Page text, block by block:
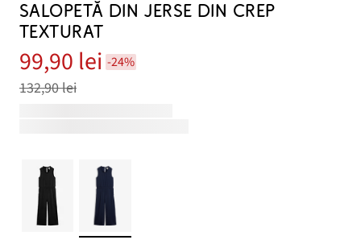
SALOPETĂ DIN JERSE DIN CREP
TEXTURAT
99,90 lei -24%
132,90 lei